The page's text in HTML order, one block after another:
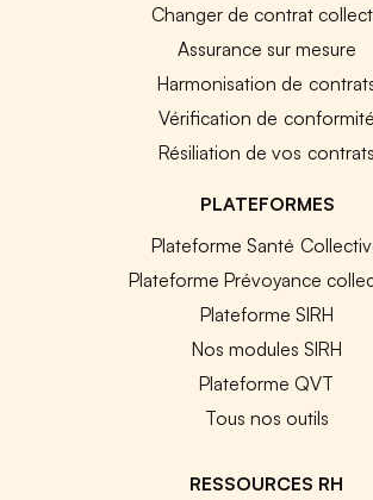
Changer de contrat
Assurance sur mesure
Harmonisation de
Vérification de conformité
Résiliation de vos contrats
PLATEFORMES
Plateforme Santé
Plateforme Prévoyance
Plateforme SIRH
Nos modules SIRH
Plateforme QVT
Tous nos outils
RESSOURCES RH